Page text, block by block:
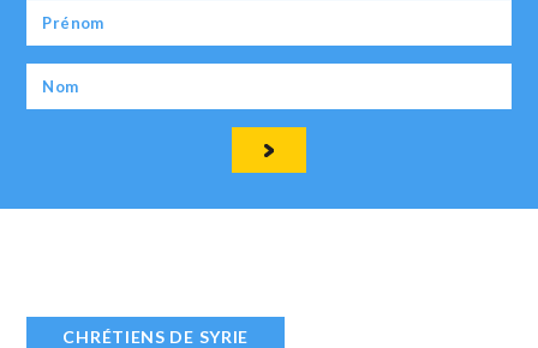
CHRÉTIENS DE SYRIE